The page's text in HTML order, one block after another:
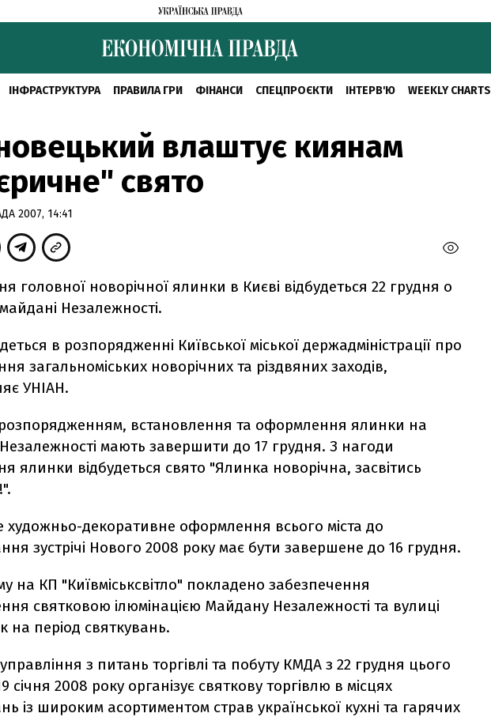
ІНФРАСТРУКТУРА ПРАВИЛА ГРИ ФІНАНСИ СПЕЦПРОЄКТИ ІНТЕРВ'Ю WEEKLY CHARTS
влаштує киянам
свято
2007, 14:41
головної новорічної ялинки в Києві відбудеться 22 грудня о
Незалежності.
в розпорядженні Київської міської держадміністрації про
загальноміських новорічних та різдвяних заходів,
УНІАН.
розпорядженням, встановлення та оформлення ялинки на
мають завершити до 17 грудня. З нагоди
ялинки відбудеться свято "Ялинка новорічна, засвітись
художньо-декоративне оформлення всього міста до
зустрічі Нового 2008 року має бути завершене до 16 грудня.
на КП "Київміськсвітло" покладено забезпечення
святковою ілюмінацією Майдану Незалежності та вулиці
на період святкувань.
з питань торгівлі та побуту КМДА з 22 грудня цього
січня 2008 року організує святкову торгівлю в місцях
із широким асортиментом страв української кухні та гарячих